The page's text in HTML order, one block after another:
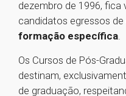
dezembro de 1996, fica
candidatos egressos de
formação específica.
Os Cursos de Pós-
destinam,
de graduação,